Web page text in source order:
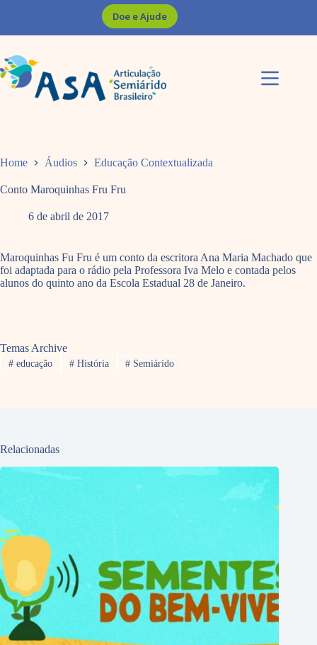
Doe e Ajude
Home Áudios Educação Contextualizada
Conto Maroquinhas Fru Fru
6 de abril de 2017
Maroquinhas Fu Fru é um conto da escritora Ana Maria Machado que
foi adaptada para o rádio pela Professora Iva Melo e contada pelos
alunos do quinto ano da Escola Estadual 28 de Janeiro.
Temas Archive
#educação #História # Semiárido
Relacionadas